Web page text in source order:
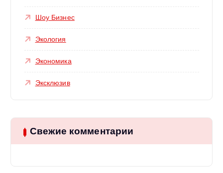
Шоу Бизнес
Экология
Экономика
Эксклюзив
Свежие комментарии